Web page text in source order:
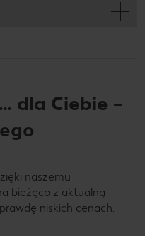
dla Ciebie –
naszemu
bieżąco z aktualną
niskich cenach.